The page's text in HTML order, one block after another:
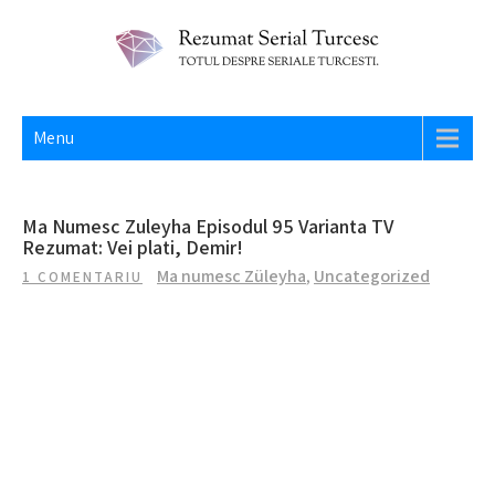
REZUMAT SERIAL TURCESC
Menu
Ma Numesc Zuleyha Episodul 95 Varianta TV
Rezumat: Vei plati, Demir!
1 COMENTARIU Ma numesc Züleyha, Uncategorized